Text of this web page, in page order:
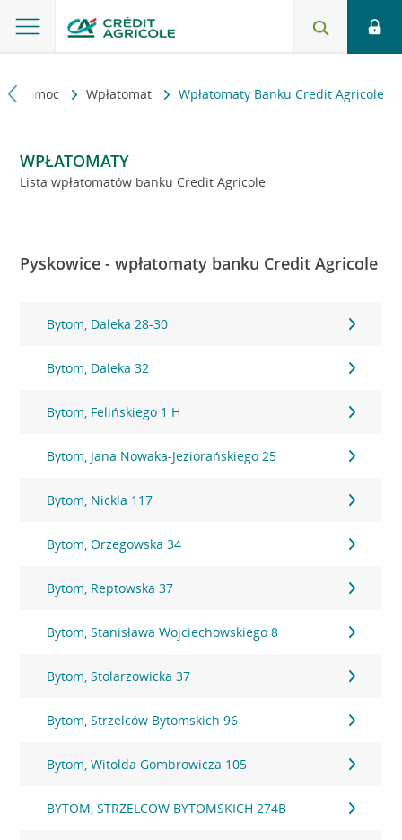
i pomoc Wpłatomat Wpłatomaty Banku Credit Agricole
WPŁATOMATY
Lista wpłatomatów banku Credit Agricole
Pyskowice - wpłatomaty banku Credit Agricole
Bytom, Daleka 28-30
Bytom, Daleka 32
Bytom, Felińskiego 1 H
Bytom, Jana Nowaka-Jeziorańskiego 25
Bytom, Nickla 117
Bytom, Orzegowska 34
Bytom, Reptowska 37
Bytom, Stanisława Wojciechowskiego 8
Bytom, Stolarzowicka 37
Bytom, Strzelców Bytomskich 96
Bytom, Witolda Gombrowicza 105
BYTOM, STRZELCOW BYTOMSKICH 274B